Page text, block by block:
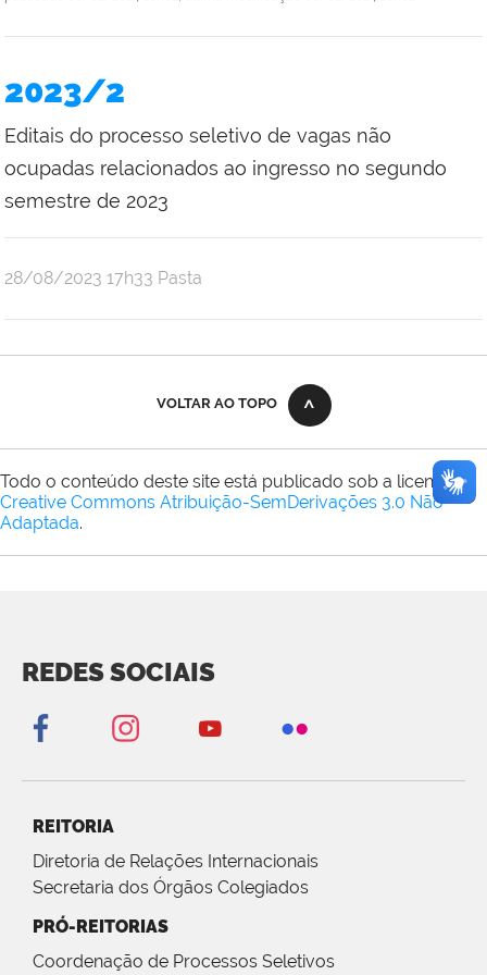
2023/2
Editais do processo seletivo de vagas não
ocupadas relacionados ao ingresso no segundo
semestre de 2023
publicado
28/08/2023 17h33 Pasta
VOLTAR AO TOPO
Todo o conteúdo deste site está publicado sob a licença
Creative Commons Atribuição-SemDerivações 3.0 Não
Adaptada.
REDES SOCIAIS
REITORIA
Diretoria de Relações Internacionais
Secretaria dos Órgãos Colegiados
PRÓ-REITORIAS
Coordenação de Processos Seletivos